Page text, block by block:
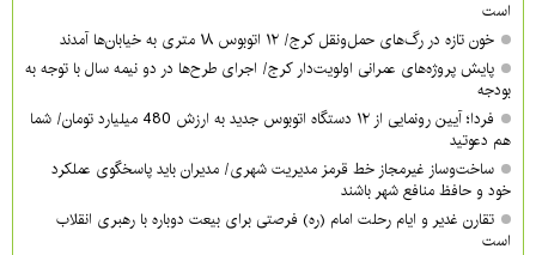
است
خون تازه در رگ‌های حمل‌ونقل کرج/ ۱۲ اتوبوس ۱۸ متری به خیابان‌ها آمدند
پایش پروژه‌های عمرانی اولویت‌دار کرج/ اجرای طرح‌ها در دو نیمه سال با توجه به
بودجه
فردا؛ آیین رونمایی از ۱۲ دستگاه اتوبوس جدید به ارزش 480 میلیارد تومان/ شما
هم دعوتید
ساخت‌وساز غیرمجاز خط قرمز مدیریت شهری‌/ مدیران باید پاسخگوی عملکرد
خود و حافظ منافع شهر باشند
تقارن غدیر و ایام رحلت امام (ره) فرصتی برای بیعت دوباره با رهبری انقلاب
است